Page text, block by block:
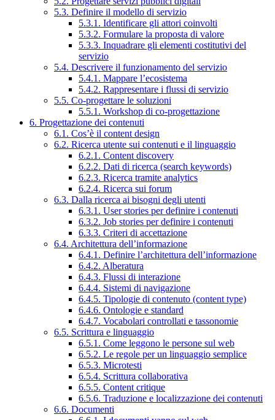
5.3. Definire il modello di servizio
5.3.1. Identificare gli attori coinvolti
5.3.2. Formulare la proposta di valore
5.3.3. Inquadrare gli elementi costitutivi del
servizio
5.4. Descrivere il funzionamento del servizio
5.4.1. Mappare l’ecosistema
5.4.2. Rappresentare i flussi di servizio
5.5. Co-progettare le soluzioni
5.5.1. Workshop di co-progettazione
6. Progettazione dei contenuti
6.1. Cos’è il content design
6.2. Ricerca utente sui contenuti e il linguaggio
6.2.1. Content discovery
6.2.2. Dati di ricerca (search keywords)
6.2.3. Ricerca tramite analytics
6.2.4. Ricerca sui forum
6.3. Dalla ricerca ai bisogni degli utenti
6.3.1. User stories per definire i contenuti
6.3.2. Job stories per definire i contenuti
6.3.3. Criteri di accettazione
6.4. Architettura dell’informazione
6.4.1. Definire l’architettura dell’informazione
6.4.2. Alberatura
6.4.3. Flussi di interazione
6.4.4. Sistemi di navigazione
6.4.5. Tipologie di contenuto (content type)
6.4.6. Ontologie e standard
6.4.7. Vocabolari controllati e tassonomie
6.5. Scrittura e linguaggio
6.5.1. Come leggono le persone sul web
6.5.2. Le regole per un linguaggio semplice
6.5.3. Microtesti
6.5.4. Scrittura collaborativa
6.5.5. Content critique
6.5.6. Traduzione e localizzazione dei contenuti
6.6. Documenti